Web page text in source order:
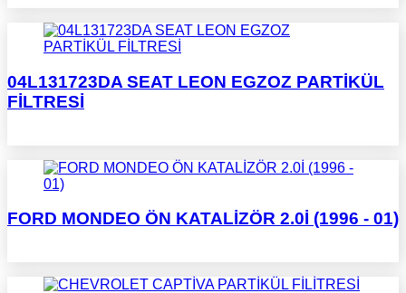
04L131723DA SEAT LEON EGZOZ PARTİKÜL
FİLTRESİ
FORD MONDEO ÖN KATALİZÖR 2.0İ (1996 - 01)